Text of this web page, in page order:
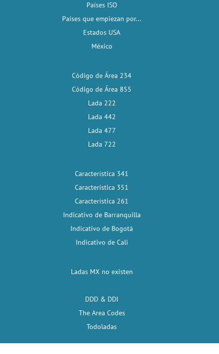
Países ISO
Países que empiezan por...
Estados USA
México
Código de Área 234
Código de Área 855
Lada 222
Lada 442
Lada 477
Lada 722
Característica 341
Característica 351
Característica 261
Indicativo de Barranquilla
Indicativo de Bogotá
Indicativo de Cali
Ladas MX no existen
DDD & DDI
The Area Codes
Todoladas